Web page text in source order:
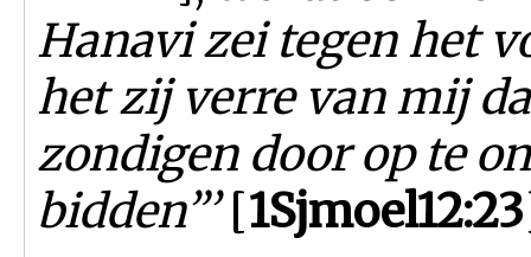
Hanavi zei tegen het
het zij verre van mij
zondigen door op te
bidden”’[1Sjmoel12:23